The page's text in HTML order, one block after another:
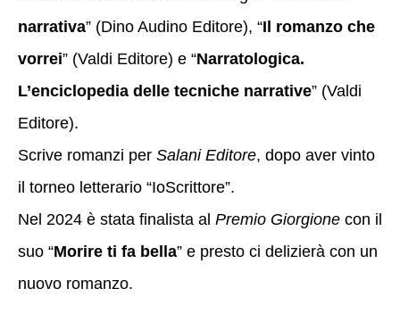
narrativa” (Dino Audino Editore), “Il romanzo che
vorrei” (Valdi Editore) e “Narratologica.
L’enciclopedia delle tecniche narrative” (Valdi
Editore).
Scrive romanzi per Salani Editore, dopo aver vinto
il torneo letterario “IoScrittore”.
Nel 2024 è stata finalista al Premio Giorgione con il
suo “Morire ti fa bella” e presto ci delizierà con un
nuovo romanzo.